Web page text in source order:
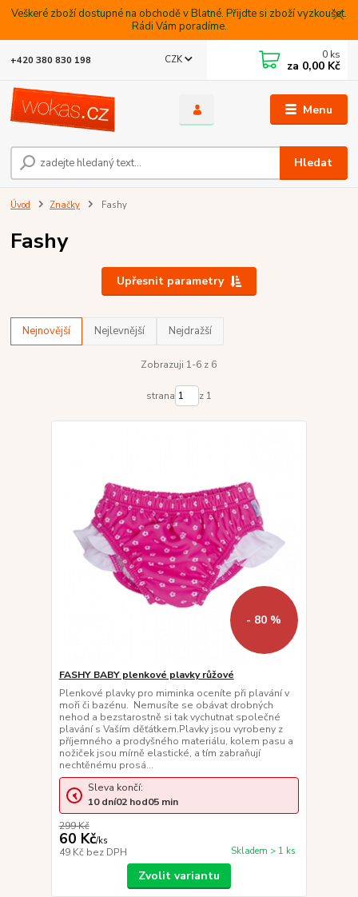
Veškeré zboží dostupné na obchodě v Blatné. Přijdte si zboží vyzkoušet.
Rádi Vám poradíme.
Menu
CZK
Hledat
+420 380 830 198 0 ks
za 0,00 Kč
Úvod Značky Fashy
Fashy
Upřesnit parametry
Nejnovější Nejlevnější Nejdražší
Zobrazuji 1-6 z 6
strana z 1
- 80 %
FASHY BABY plenkové plavky růžové
Plenkové plavky pro miminka oceníte při plavání v
moři či bazénu. Nemusíte se obávat drobných
nehod a bezstarostně si tak vychutnat společné
plavání s Vaším děťátkem.Plavky jsou vyrobeny z
příjemného a prodyšného materiálu, kolem pasu a
nožiček jsou mírně elastické, a tím zabraňují
nechtěnému prosá...
299 Kč
60 Kč/ks
49 Kč bez DPH Skladem > 1 ks
Sleva končí:
10 dní02 hod05 min
Zvolit variantu